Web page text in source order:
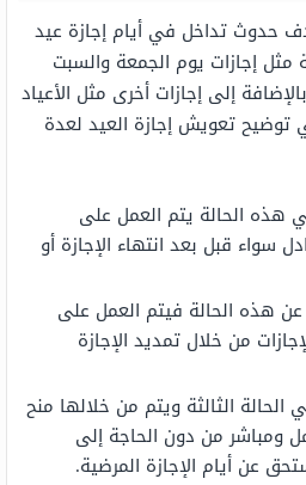
حدوث تداخل في أيام إجازة عيد
مثل إجازات يوم الجمعة والسبت
إلى إجازات أخرى مثل الأعياد
توضيح تعويش إجازة العيد لعدة
هذه الحالة يتم العمل على
سواء قبل بعد انتهاء الإجازة أو
عن هذه الحالة فيتم العمل على
من خلال تمديد الإجازة
الثالثة ويتم من خلالها منح
ومباشر من دون الحاجة إلى
عن أيام الإجازة المرضية.